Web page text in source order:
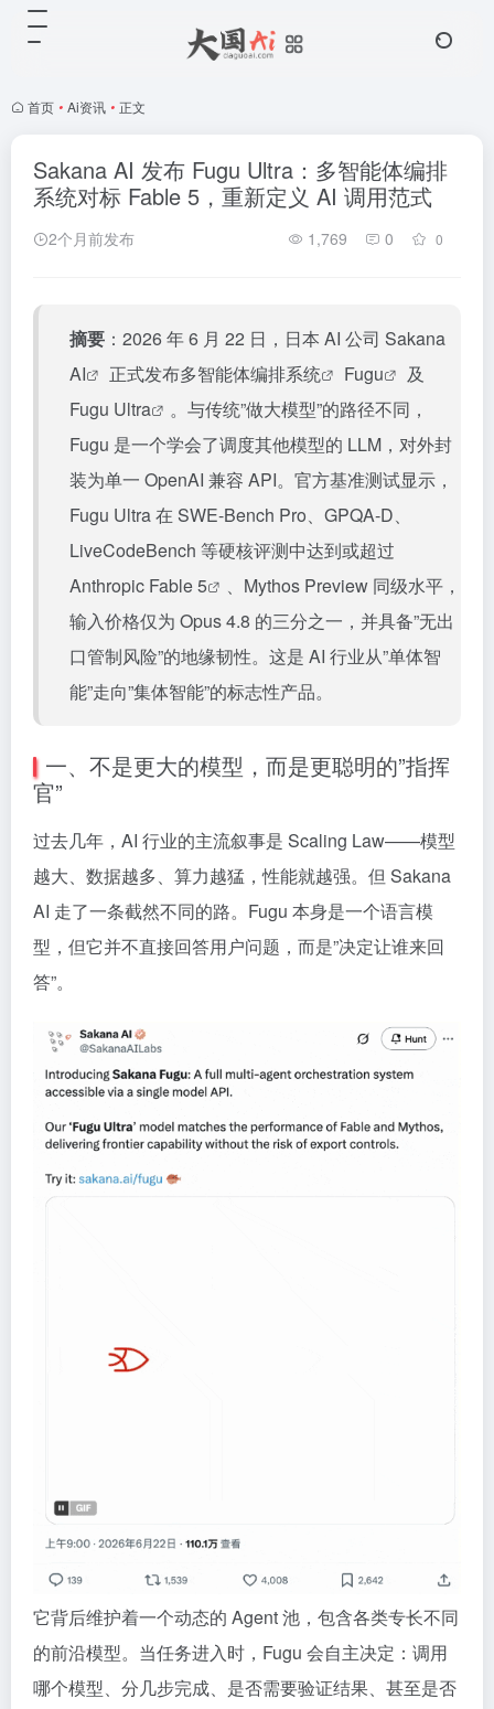
首页 • Ai资讯 • 正文
Sakana AI 发布 Fugu Ultra：多智能体编排
系统对标 Fable 5，重新定义 AI 调用范式
2个月前发布 1,769 0 0
摘要 ：2026 年 6 月 22 日，日本 AI 公司 Sakana
AI
正式发布多智能体编排系统 Fugu
及
Fugu Ultra
。与传统”做大模型”的路径不同，
Fugu 是一个学会了调度其他模型的 LLM，对外封
装为单一 OpenAI 兼容 API。官方基准测试显示，
Fugu Ultra 在 SWE-Bench Pro、GPQA-D、
LiveCodeBench 等硬核评测中达到或超过
Anthropic Fable 5
、Mythos Preview 同级水平，
输入价格仅为 Opus 4.8 的三分之一，并具备”无出
口管制风险”的地缘韧性。这是 AI 行业从”单体智
能”走向”集体智能”的标志性产品。
一、不是更大的模型，而是更聪明的”指挥
官”
过去几年，AI 行业的主流叙事是 Scaling Law——模型
越大、数据越多、算力越猛，性能就越强。但 Sakana
AI 走了一条截然不同的路。Fugu 本身是一个语言模
型，但它并不直接回答用户问题，而是”决定让谁来回
答”。
它背后维护着一个动态的 Agent 池，包含各类专长不同
的前沿模型。当任务进入时，Fugu 会自主决定：调用
哪个模型、分几步完成、是否需要验证结果、甚至是否